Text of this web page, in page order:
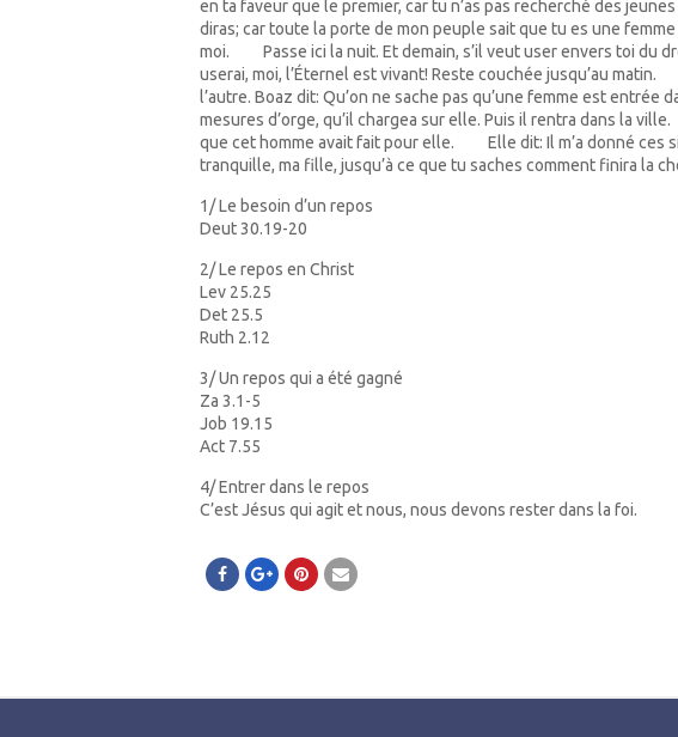
en ta faveur que le premier, car tu n’as pas recherché des
diras; car toute la porte de mon peuple sait que tu es une
moi.
Passe ici la nuit. Et demain, s’il veut user envers toi du
userai, moi, l’Éternel est vivant! Reste couchée jusqu’au matin.
l’autre. Boaz dit: Qu’on ne sache pas qu’une femme est entrée
mesures d’orge, qu’il chargea sur elle. Puis il rentra dans la ville.
que cet homme avait fait pour elle.
Elle dit: Il m’a donné ces
tranquille, ma fille, jusqu’à ce que tu saches comment finira la
1/ Le besoin d’un repos
Deut 30.19-20
2/ Le repos en Christ
Lev 25.25
Det 25.5
Ruth 2.12
3/ Un repos qui a été gagné
Za 3.1-5
Job 19.15
Act 7.55
4/ Entrer dans le repos
C’est Jésus qui agit et nous, nous devons rester dans la foi.